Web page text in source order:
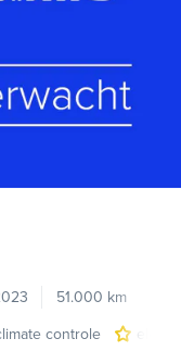
51.000 km
controle